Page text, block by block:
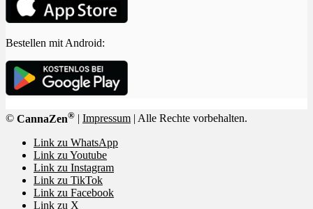
Bestellen mit Android:
© CannaZen® Impressum | Alle Rechte vorbehalten.
Link zu WhatsApp
Link zu Youtube
Link zu Instagram
Link zu TikTok
Link zu Facebook
Link zu X